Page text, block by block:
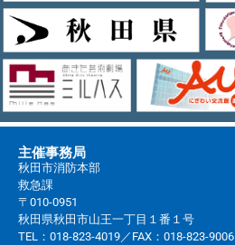
主催事務局
秋田市消防本部
救急課
〒010-0951
秋田県秋田市山王一丁目１番１号
TEL：018-823-4019／FAX：018-823-9006